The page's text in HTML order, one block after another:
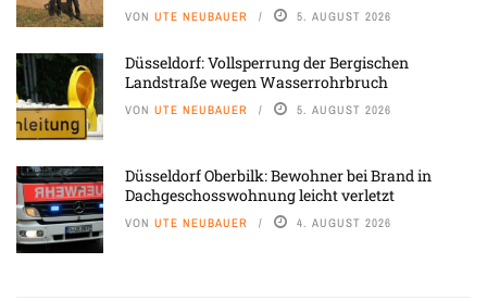
VON UTE NEUBAUER 5. AUGUST 2026
Düsseldorf: Vollsperrung der Bergischen
Landstraße wegen Wasserrohrbruch
VON UTE NEUBAUER 5. AUGUST 2026
Düsseldorf Oberbilk: Bewohner bei Brand in
Dachgeschosswohnung leicht verletzt
VON UTE NEUBAUER 4. AUGUST 2026